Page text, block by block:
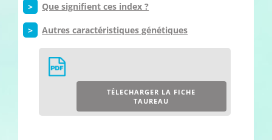
> Que signifient ces index ?
> Autres caractéristiques génétiques
TÉLECHARGER LA FICHE
TAUREAU